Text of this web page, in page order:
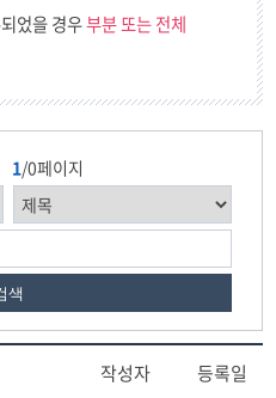
었을 경우부분 또는 전체
1/0페이지
색
작성자 등록일